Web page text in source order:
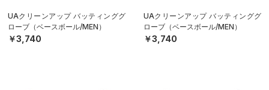
UAクリーンアップ バッティンググ
ローブ（ベースボール/MEN）
￥3,740
UAクリーンアップ バッティンググ
ローブ（ベースボール/MEN）
￥3,740